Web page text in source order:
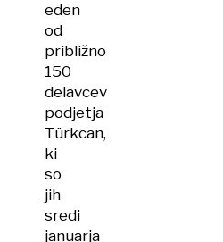
eden
od
približno
150
delavcev
podjetja
Türkcan,
ki
so
jih
sredi
januarja